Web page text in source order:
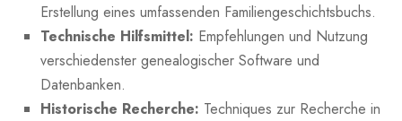
‌Erstellung eines umfassenden⁤ Familiengeschichtsbuchs.
Technische Hilfsmittel: Empfehlungen und ⁣Nutzung
verschiedenster genealogischer Software‍ und
Datenbanken.
Historische Recherche: Techniques zur Recherche in